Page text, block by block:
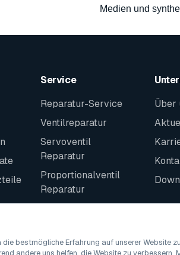
Medien und
Service
Reparatur-Service
Ventilreparatur
Servoventil
Reparatur
Proportionalventil
Reparatur
Über
die bestmögliche Erfahrung auf unserer Website
andere uns helfen, die Website zu verbessern.